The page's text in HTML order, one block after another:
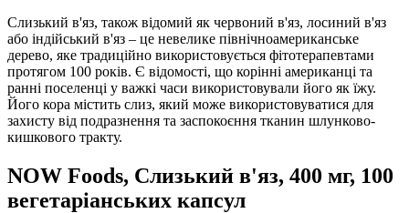
Слизький в'яз, також відомий як червоний в'яз, лосиний в'яз
або індійський в'яз – це невелике північноамериканське
дерево, яке традиційно використовується фітотерапевтами
протягом 100 років. Є відомості, що корінні американці та
ранні поселенці у важкі часи використовували його як їжу.
Його кора містить слиз, який може використовуватися для
захисту від подразнення та заспокоєння тканин шлунково-
кишкового тракту.
NOW Foods, Слизький в'яз, 400 мг, 100
вегетаріанських капсул